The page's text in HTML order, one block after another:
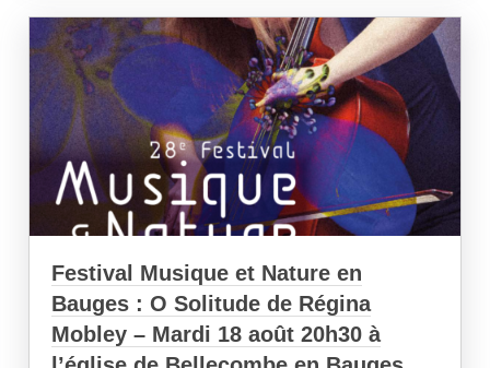
Festival Musique et Nature en
Bauges : O Solitude de Régina
Mobley – Mardi 18 août 20h30 à